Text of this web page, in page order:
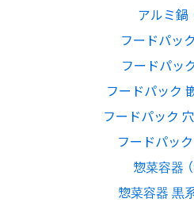
アルミ鍋
フードパック
フードパック
フードパック
フードパック 穴
フードパック
惣菜容器
惣菜容器 黒系